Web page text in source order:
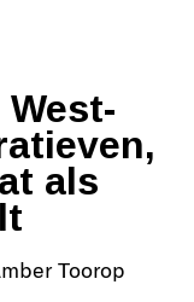
als
Toorop